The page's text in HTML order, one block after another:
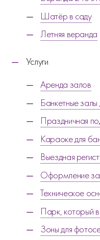
Шатёр в саду
Летняя веранда
Услуги
Аренда залов
Банкетные залы
Праздничная
Караоке для
Выездная
Оформление
Техническое
Парк, который
Зоны для